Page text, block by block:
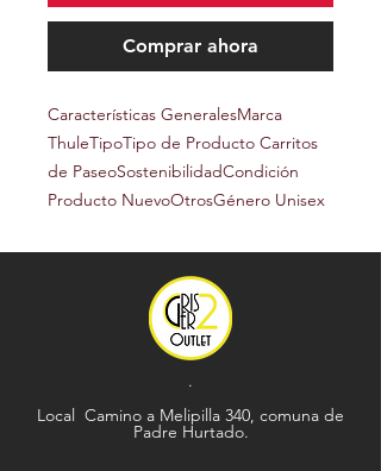
Comprar ahora
Características GeneralesMarca
ThuleTipoTipo de Producto Carritos
de PaseoSostenibilidadCondición
Producto NuevoOtrosGénero Unisex
.
Local Camino a Melipilla 340, comuna de
Padre Hurtado.